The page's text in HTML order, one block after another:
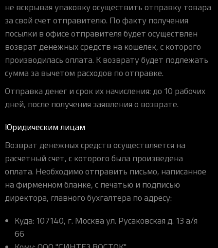
не вскрывая упаковку осуществить отправку товара
за свой счет отправителю. По факту получения
посылки в офисе отправителя будет осуществлен
возврат денежных средств на кошелек, с которого
производилась оплата. К возврату будет подлежать
сумма за вычетом расходов по отправке.
Отправка денег и срок их начисления: до 10 рабочих
дней, после получения заявления о возврате.
Юридическим лицам
Возврат денежных средств осуществляется на
расчетный счет, с которого была произведена
оплата. Необходимо отправить письмо, написанное
на фирменном бланке, с печатью и подписью
директора, главного бухгалтера по адресу:
Куда: 107140, г. Москва ул. Русаковская д. 13 а/я
66